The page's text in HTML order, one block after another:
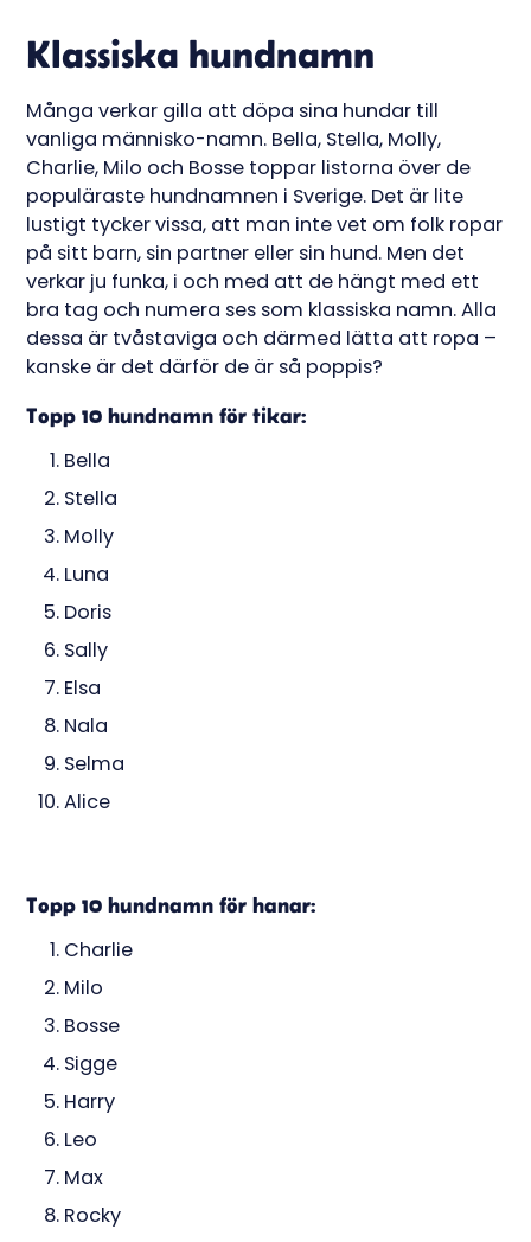
Klassiska hundnamn
Många verkar gilla att döpa sina hundar till
vanliga människo-namn. Bella, Stella, Molly,
Charlie, Milo och Bosse toppar listorna över de
populäraste hundnamnen i Sverige. Det är lite
lustigt tycker vissa, att man inte vet om folk ropar
på sitt barn, sin partner eller sin hund. Men det
verkar ju funka, i och med att de hängt med ett
bra tag och numera ses som klassiska namn. Alla
dessa är tvåstaviga och därmed lätta att ropa –
kanske är det därför de är så poppis?
Topp 10 hundnamn för tikar:
Bella
Stella
Molly
Luna
Doris
Sally
Elsa
Nala
Selma
Alice
Topp 10 hundnamn för hanar:
Charlie
Milo
Bosse
Sigge
Harry
Leo
Max
Rocky